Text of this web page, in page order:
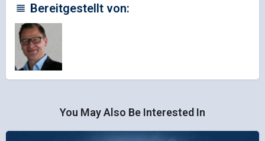
Bereitgestellt von:
You May Also Be Interested In